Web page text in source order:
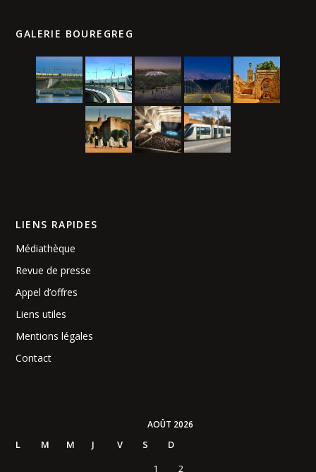
GALERIE BOUREGREG
LIENS RAPIDES
Médiathèque
Revue de presse
Appel d’offres
Liens utiles
Mentions légales
Contact
AOÛT 2026
L M M J V S
D
1
2